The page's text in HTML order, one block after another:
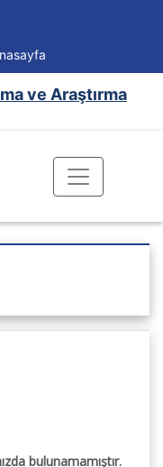
ve Araştırma
bulunamamıştır.